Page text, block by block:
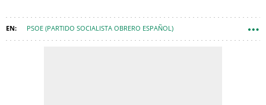
PSOE (PARTIDO SOCIALISTA OBRERO ESPAÑOL)